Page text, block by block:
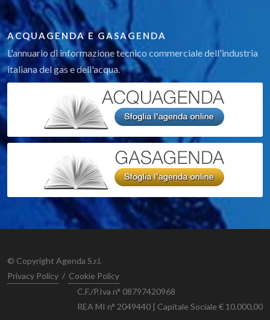
ACQUAGENDA E GASAGENDA
L'annuario di informazione tecnico commerciale dell'industria
italiana del gas e dell'acqua.
© Copyright Agenda S.r.l.
Privacy Policy / Cookie Policy
C.F./P.Iva n° 08797420968
REA MI n° 2049440 | Capitale Sociale € 10.000,00